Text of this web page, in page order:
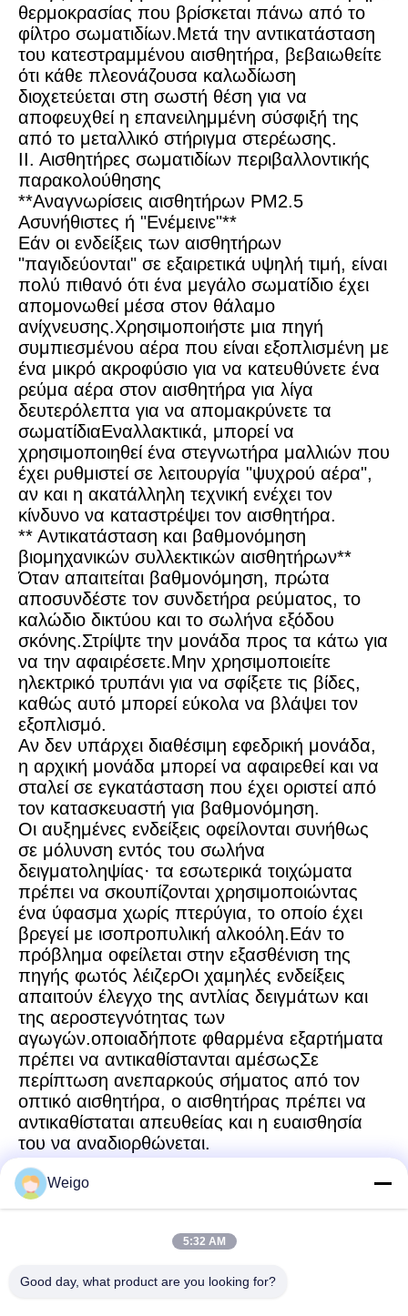
θερμοκρασίας που βρίσκεται πάνω από το
φίλτρο σωματιδίων.Μετά την αντικατάσταση
του κατεστραμμένου αισθητήρα, βεβαιωθείτε
ότι κάθε πλεονάζουσα καλωδίωση
διοχετεύεται στη σωστή θέση για να
αποφευχθεί η επανειλημμένη σύσφιξή της
από το μεταλλικό στήριγμα στερέωσης.
ΙΙ. Αισθητήρες σωματιδίων περιβαλλοντικής
παρακολούθησης
**Αναγνωρίσεις αισθητήρων PM2.5
Ασυνήθιστες ή "Ενέμεινε"**
Εάν οι ενδείξεις των αισθητήρων
"παγιδεύονται" σε εξαιρετικά υψηλή τιμή, είναι
πολύ πιθανό ότι ένα μεγάλο σωματίδιο έχει
απομονωθεί μέσα στον θάλαμο
ανίχνευσης.Χρησιμοποιήστε μια πηγή
συμπιεσμένου αέρα που είναι εξοπλισμένη με
ένα μικρό ακροφύσιο για να κατευθύνετε ένα
ρεύμα αέρα στον αισθητήρα για λίγα
δευτερόλεπτα για να απομακρύνετε τα
σωματίδιαΕναλλακτικά, μπορεί να
χρησιμοποιηθεί ένα στεγνωτήρα μαλλιών που
έχει ρυθμιστεί σε λειτουργία "ψυχρού αέρα",
αν και η ακατάλληλη τεχνική ενέχει τον
κίνδυνο να καταστρέψει τον αισθητήρα.
** Αντικατάσταση και βαθμονόμηση
βιομηχανικών συλλεκτικών αισθητήρων**
Όταν απαιτείται βαθμονόμηση, πρώτα
αποσυνδέστε τον συνδετήρα ρεύματος, το
καλώδιο δικτύου και το σωλήνα εξόδου
σκόνης.Στρίψτε την μονάδα προς τα κάτω για
να την αφαιρέσετε.Μην χρησιμοποιείτε
ηλεκτρικό τρυπάνι για να σφίξετε τις βίδες,
καθώς αυτό μπορεί εύκολα να βλάψει τον
εξοπλισμό.
Αν δεν υπάρχει διαθέσιμη εφεδρική μονάδα,
η αρχική μονάδα μπορεί να αφαιρεθεί και να
σταλεί σε εγκατάσταση που έχει οριστεί από
τον κατασκευαστή για βαθμονόμηση.
Οι αυξημένες ενδείξεις οφείλονται συνήθως
σε μόλυνση εντός του σωλήνα
δειγματοληψίας· τα εσωτερικά τοιχώματα
πρέπει να σκουπίζονται χρησιμοποιώντας
ένα ύφασμα χωρίς πτερύγια, το οποίο έχει
βρεγεί με ισοπροπυλική αλκοόλη.Εάν το
πρόβλημα οφείλεται στην εξασθένιση της
πηγής φωτός λέιζερΟι χαμηλές ενδείξεις
απαιτούν έλεγχο της αντλίας δειγμάτων και
της αεροστεγνότητας των
αγωγών.οποιαδήποτε φθαρμένα εξαρτήματα
πρέπει να αντικαθίστανται αμέσωςΣε
περίπτωση ανεπαρκούς σήματος από τον
οπτικό αισθητήρα, ο αισθητήρας πρέπει να
αντικαθίσταται απευθείας και η ευαισθησία
του να αναδιορθώνεται.
Γρήγορη επικοινωνία
Διεύθυνση
Weigo
5:32 AM
Good day, what product are you looking for?